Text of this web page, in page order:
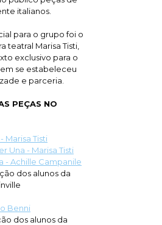
italianos.
para o grupo foi o
teatral Marisa Tisti,
exclusivo para o
se estabeleceu
e parceria.
PEÇAS NO
Marisa Tisti
Una - Marisa Tisti
- Achille Campanile
dos alunos da
Benni
dos alunos da